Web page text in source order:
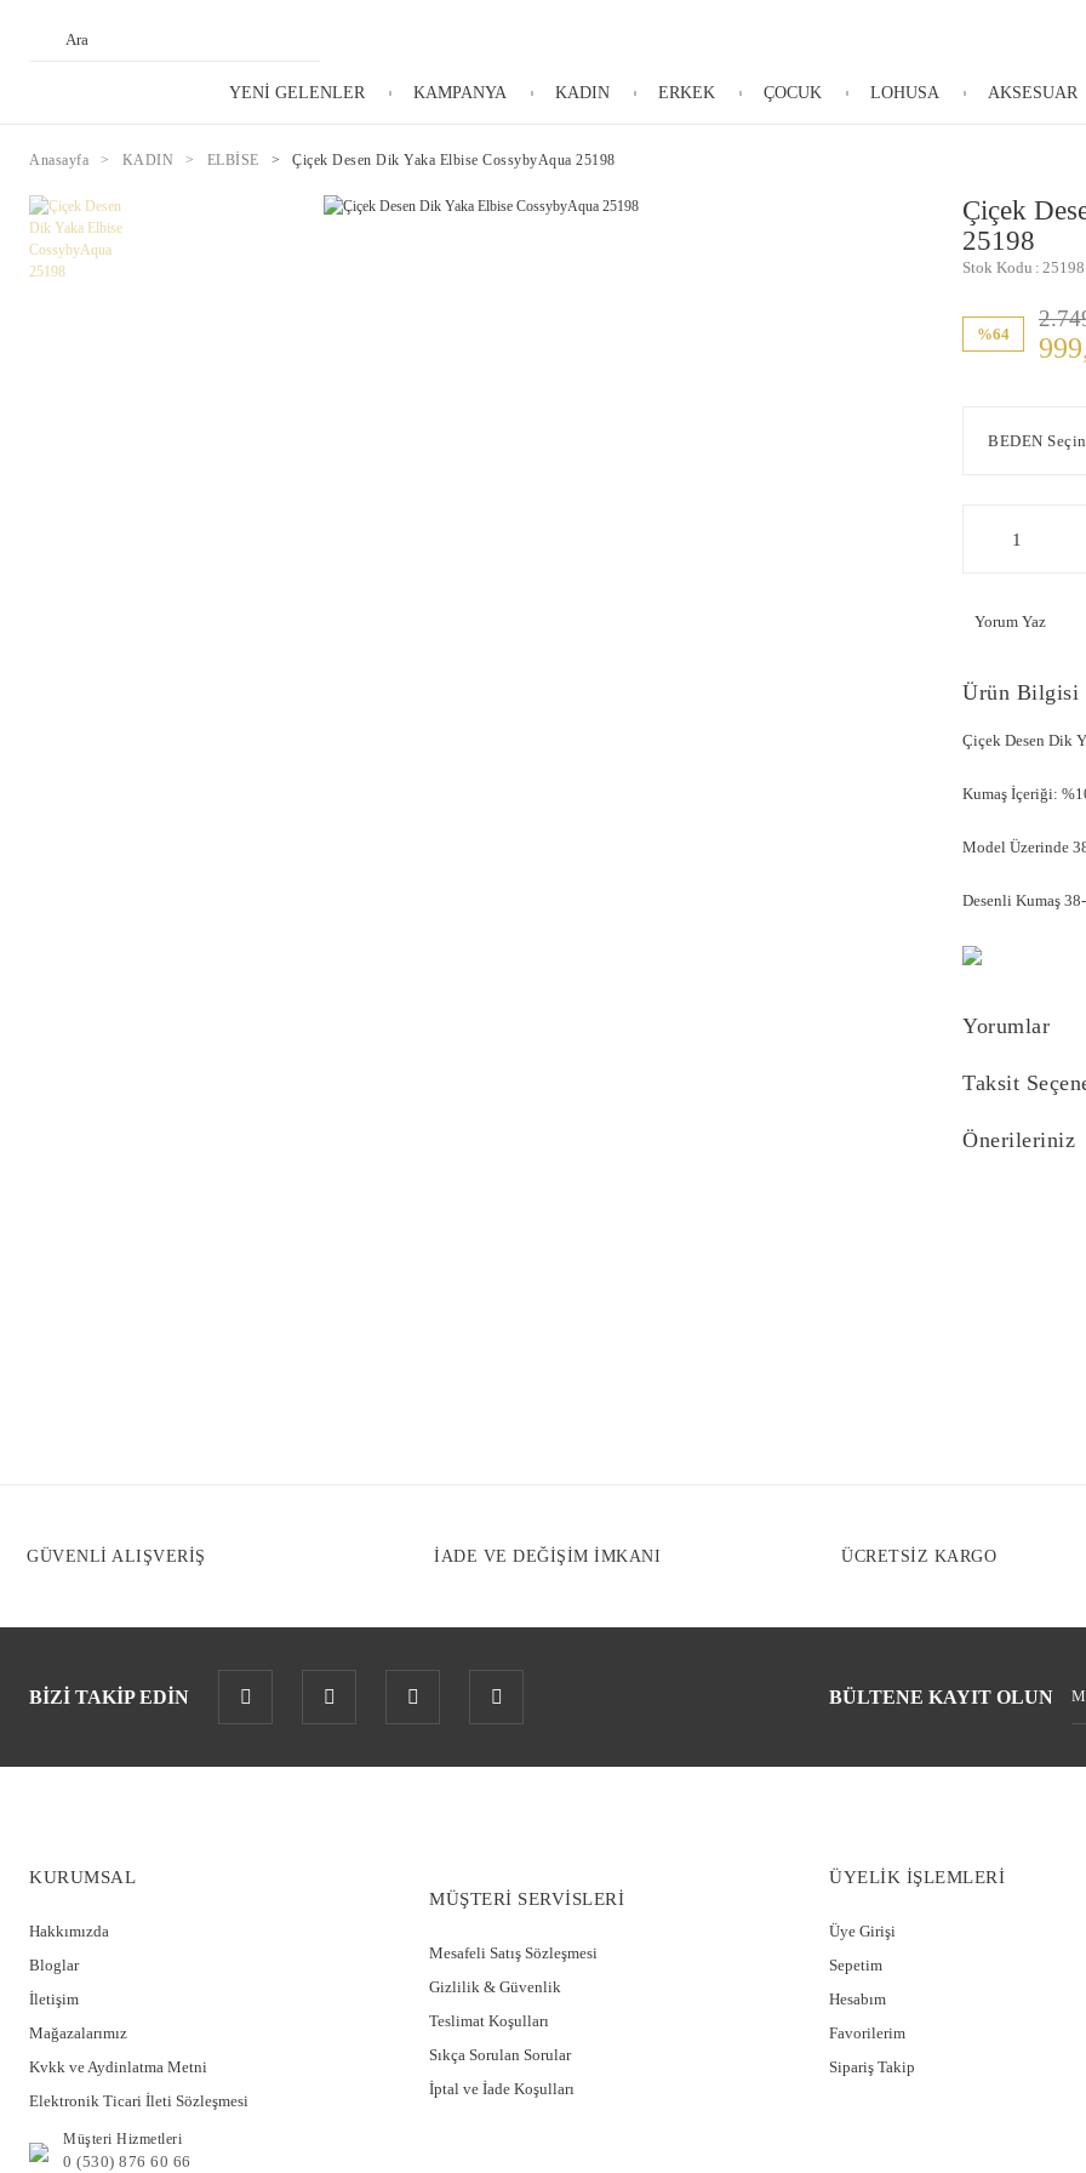
YENİ GELENLER KAMPANYA KADIN ERKEK ÇOCUK LOHUSA AKSESUAR
Anasayfa KADIN ELBİSE Çiçek Desen Dik Yaka Elbise CossybyAqua 25198
Çiçek
25198
Stok Kodu 25198
%64
Yorum Yaz
Ürün Bilgisi
Çiçek Desen Dik
Kumaş İçeriği:
Model Üzerinde
Desenli Kumaş
Yorumlar
Taksit
Önerileriniz
GÜVENLİ ALIŞVERİŞ İADE VE DEĞİŞİM İMKANI ÜCRETSİZ KARGO
BİZİ TAKİP EDİN BÜLTENE KAYIT OLUN
KURUMSAL
Hakkımızda
Bloglar
İletişim
Mağazalarımız
Kvkk ve Aydinlatma Metni
Elektronik Ticari İleti Sözleşmesi
MÜŞTERİ SERVİSLERİ
Mesafeli Satış Sözleşmesi
Gizlilik & Güvenlik
Teslimat Koşulları
Sıkça Sorulan Sorular
İptal ve İade Koşulları
ÜYELİK İŞLEMLERİ
Üye Girişi
Sepetim
Hesabım
Favorilerim
Sipariş Takip
Müşteri Hizmetleri
0 (530) 876 60 66